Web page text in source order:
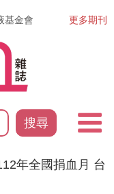
基金會
搜尋
更多期刊
年全國捐血月 台